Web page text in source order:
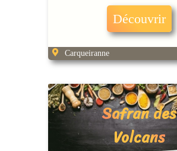
Découvrir
Carqueiranne
Safran des
Volcans